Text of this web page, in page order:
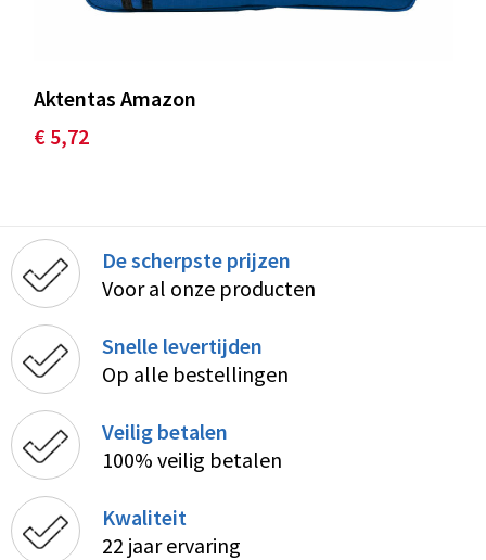
Aktentas Amazon
€ 5,72
De scherpste prijzen
Voor al onze producten
Snelle levertijden
Op alle bestellingen
Veilig betalen
100% veilig betalen
Kwaliteit
22 jaar ervaring